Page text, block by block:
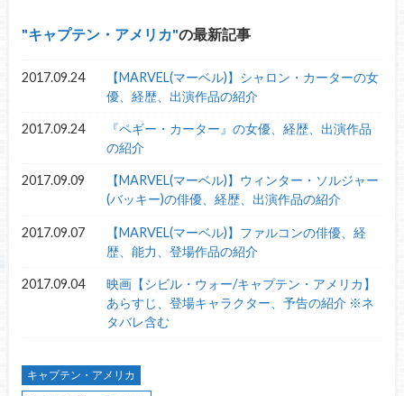
キャプテン・アメリカ の最新記事
2017.09.24
【MARVEL(マーベル)】シャロン・カーターの女
優、経歴、出演作品の紹介
2017.09.24
『ペギー・カーター』の女優、経歴、出演作品
の紹介
2017.09.09
【MARVEL(マーベル)】ウィンター・ソルジャー
(バッキー)の俳優、経歴、出演作品の紹介
2017.09.07
【MARVEL(マーベル)】ファルコンの俳優、経
歴、能力、登場作品の紹介
2017.09.04
映画【シビル・ウォー/キャプテン・アメリカ】
あらすじ、登場キャラクター、予告の紹介 ※ネ
タバレ含む
キャプテン・アメリカ